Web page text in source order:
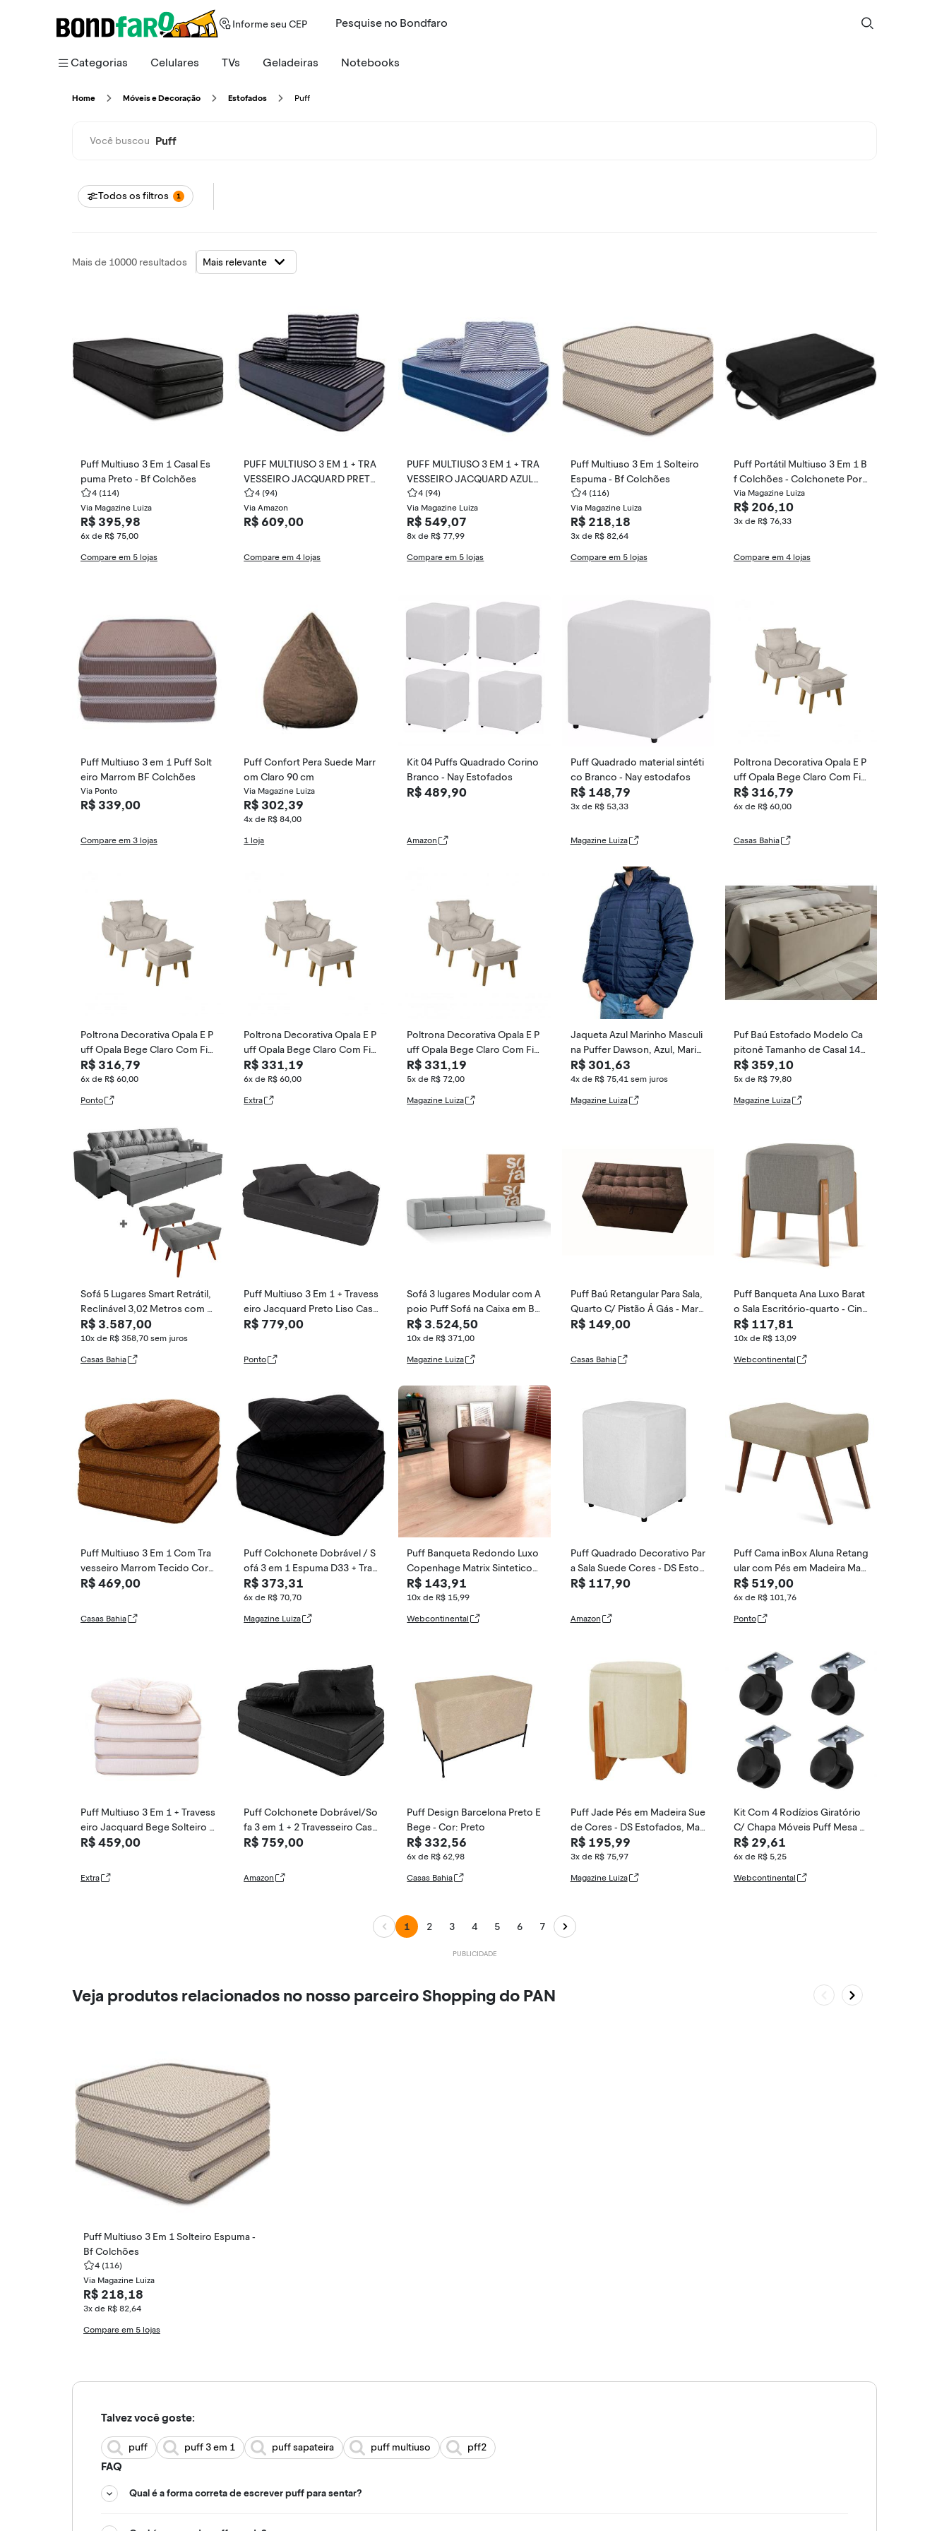
Informe seu CEP
Pesquise
Categorias Celulares TVs Geladeiras Notebooks
Home Móveis e Decoração Estofados Puff
Você buscou Puff
Todos os filtros 1
Mais de 10000 resultados
Puff Multiuso 3 Em 1 Casal Es
puma Preto - Bf Colchões
4 (114)
Via Magazine Luiza
R$ 395,98
6x de R$ 75,00
Compare em 5 lojas
PUFF MULTIUSO 3 EM 1 + TRA
VESSEIRO JACQUARD PRETO
CASAL BF COLCHOES
4 (94)
Via Amazon
R$ 609,00
Compare em 4 lojas
PUFF MULTIUSO 3 EM 1 + TRA
VESSEIRO JACQUARD AZUL
CASAL BF COLCHOES
4 (94)
Via Magazine Luiza
R$ 549,07
8x de R$ 77,99
Compare em 5 lojas
Puff Multiuso 3 Em 1 Solteiro
Espuma - Bf Colchões
4 (116)
Via Magazine Luiza
R$ 218,18
3x de R$ 82,64
Compare em 5 lojas
Puff Portátil Multiuso 3 Em 1 B
f Colchões - Colchonete Port
atil De Esp
Via Magazine Luiza
R$ 206,10
3x de R$ 76,33
Compare em 4 lojas
Puff Multiuso 3 em 1 Puff Solt
eiro Marrom BF Colchões
Via Ponto
R$ 339,00
Compare em 3 lojas
Puff Confort Pera Suede Marr
om Claro 90 cm
Via Magazine Luiza
R$ 302,39
4x de R$ 84,00
1 loja
Kit 04 Puffs Quadrado Corino
Branco - Nay Estofados
R$ 489,90
Amazon
Puff Quadrado material sintéti
co Branco - Nay estodafos
R$ 148,79
3x de R$ 53,33
Magazine Luiza
Poltrona Decorativa Opala E P
uff Opala Bege Claro Com Fib
ra De Silicone E Pés Quadrado
R$ 316,79
6x de R$ 60,00
Casas Bahia
Poltrona Decorativa Opala E P
uff Opala Bege Claro Com Fib
ra De Silicone E Pés Quadrado
R$ 316,79
6x de R$ 60,00
Ponto
Poltrona Decorativa Opala E P
uff Opala Bege Claro Com Fib
ra De Silicone E Pés Quadrado
R$ 331,19
6x de R$ 60,00
Extra
Poltrona Decorativa Opala E P
uff Opala Bege Claro Com Fib
ra De Silicon
R$ 331,19
5x de R$ 72,00
Magazine Luiza
Jaqueta Azul Marinho Masculi
na Puffer Dawson, Azul, Marin
ho, GG
R$ 301,63
4x de R$ 75,41 sem juros
Magazine Luiza
Puf Baú Estofado Modelo Ca
pitonê Tamanho de Casal 140
x40x45cm Cor Bege
R$ 359,10
5x de R$ 79,80
Magazine Luiza
Sofá 5 Lugares Smart Retrátil,
Reclinável 3,02 Metros com C
arregador 3 Portas USB e 2 Pu
ffs Cinza
R$ 3.587,00
10x de R$ 358,70 sem juros
Casas Bahia
Puff Multiuso 3 Em 1 + Travess
eiro Jacquard Preto Liso Casa
l Bf Colchões
R$ 779,00
Ponto
Sofá 3 lugares Modular com A
poio Puff Sofá na Caixa em Bo
ucle com 4 M
R$ 3.524,50
10x de R$ 371,00
Magazine Luiza
Puff Baú Retangular Para Sala,
Quarto C/ Pistão Á Gás - Marr
om
R$ 149,00
Casas Bahia
Puff Banqueta Ana Luxo Barat
o Sala Escritório-quarto - Cinz
a
R$ 117,81
10x de R$ 13,09
Webcontinental
Puff Multiuso 3 Em 1 Com Tra
vesseiro Marrom Tecido Corvi
n Solteiro Bf Colchões
R$ 469,00
Casas Bahia
Puff Colchonete Dobrável / S
ofá 3 em 1 Espuma D33 + Trav
esseiro Soltei
R$ 373,31
6x de R$ 70,70
Magazine Luiza
Puff Banqueta Redondo Luxo
Copenhage Matrix Sintetico
Marrom
R$ 143,91
10x de R$ 15,99
Webcontinental
Puff Quadrado Decorativo Par
a Sala Suede Cores - DS Estof
ados
R$ 117,90
Amazon
Puff Cama inBox Aluna Retang
ular com Pés em Madeira Maci
ça Tecido Suede Bege
R$ 519,00
6x de R$ 101,76
Ponto
Puff Multiuso 3 Em 1 + Travess
eiro Jacquard Bege Solteiro B
f Colchões
R$ 459,00
Extra
Puff Colchonete Dobrável/So
fa 3 em 1 + 2 Travesseiro Casa
l BF Colchões
R$ 759,00
Amazon
Puff Design Barcelona Preto E
Bege - Cor: Preto
R$ 332,56
6x de R$ 62,98
Casas Bahia
Puff Jade Pés em Madeira Sue
de Cores - DS Estofados, Mar
fim
R$ 195,99
3x de R$ 75,97
Magazine Luiza
Kit Com 4 Rodízios Giratório
C/ Chapa Móveis Puff Mesa R
d38 Super Resistentes
R$ 29,61
6x de R$ 5,25
Webcontinental
1 2 3 4 5 6 7
Veja produtos relacionados no nosso parceiro Shopping do PAN
Puff Multiuso 3 Em 1 Solteiro Espuma -
Bf Colchões
4 (116)
Via Magazine Luiza
R$ 218,18
3x de R$ 82,64
Compare em 5 lojas
Talvez você goste:
puff puff 3 em 1 puff sapateira puff multiuso pff2
FAQ
Qual é a forma correta de escrever puff para sentar?